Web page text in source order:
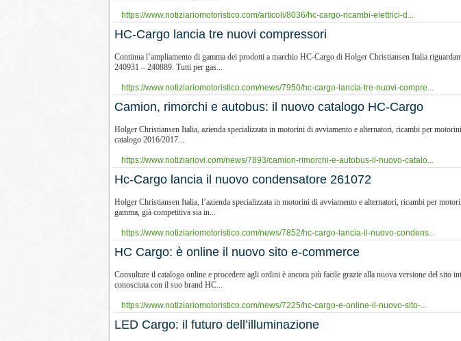
https://www.notiziariomotoristico.com/articoli/8036/hc-cargo-ricambi-elettrici-d...
HC-Cargo lancia tre nuovi compressori
Continua l’ampliamento di gamma dei prodotti a marchio HC-Cargo di Holger Christiansen Italia
240931 – 240889. Tutti per gas...
https://www.notiziariomotoristico.com/news/7950/hc-cargo-lancia-tre-nuovi-compre...
Camion, rimorchi e autobus: il nuovo catalogo HC-Cargo
Holger Christiansen Italia, azienda specializzata in motorini di avviamento e alternatori, ricambi per
catalogo 2016/2017...
https://www.notiziariovi.com/news/7893/camion-rimorchi-e-autobus-il-nuovo-catalo...
Hc-Cargo lancia il nuovo condensatore 261072
Holger Christiansen Italia, l’azienda specializzata in motorini di avviamento e alternatori, ricambi per
gamma, già competitiva sia in...
https://www.notiziariomotoristico.com/news/7852/hc-cargo-lancia-il-nuovo-condens...
HC Cargo: è online il nuovo sito e-commerce
Consultare il catalogo online e procedere agli ordini è ancora più facile grazie alla nuova versione del
conosciuta con il suo brand HC...
https://www.notiziariomotoristico.com/news/7225/hc-cargo-e-online-il-nuovo-sito-...
LED Cargo: il futuro dell’illuminazione